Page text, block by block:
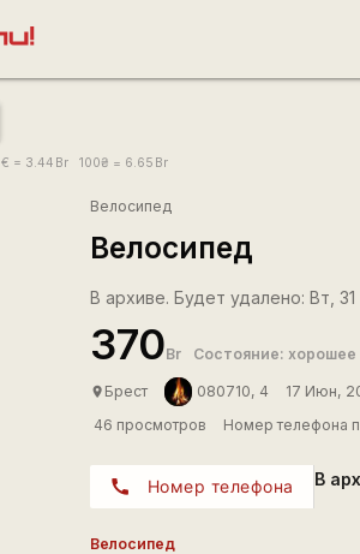
€ = 3.44 Br 100₴ = 6.65 Br
Велосипед
Велосипед
В архиве. Будет удалено: Вт,
370Br Состояние: хорошее
place Брест 080710, 4
17 Июн,
46 просмотров
Номер телефона
call Номер телефона В
Велосипед